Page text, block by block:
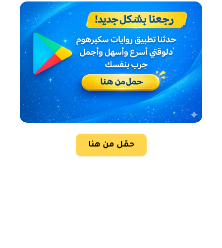
حمّل من هنا